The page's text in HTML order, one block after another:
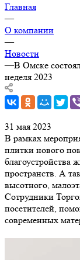
Главная
—
О компании
—
Новости
—В Омске
неделя 2023
31 мая 2023
В рамках
плитки нового
благоустройства
пространств. А
высотного,
Сотрудники
посетителей,
современных